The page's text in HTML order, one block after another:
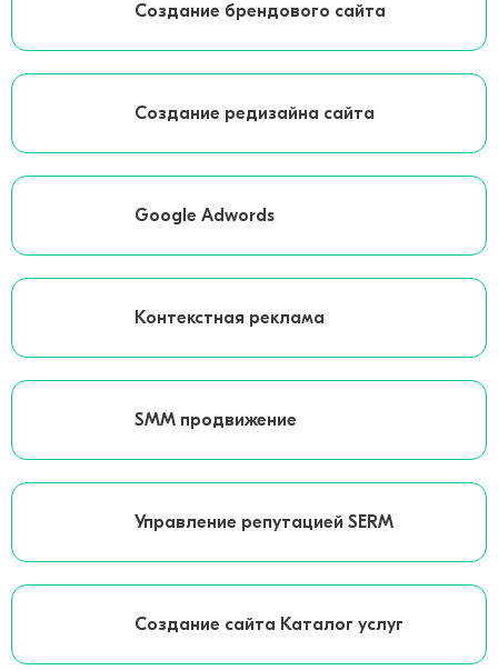
Создание брендового сайта
Создание редизайна сайта
Google Adwords
Контекстная реклама
SMM продвижение
Управление репутацией SERM
Создание сайта Каталог услуг